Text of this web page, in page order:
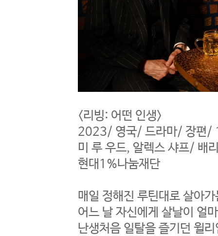
<리빙: 어떤 인생>
2023/ 영국/ 드라마/ 장편/
미 루 우드, 알렉스 샤프/ 배
현대1%나눔재단
매일 정해진 루틴대로 살아
어느 날 자신에게 살날이 얼
난생처음 일탈을 즐기던 윌